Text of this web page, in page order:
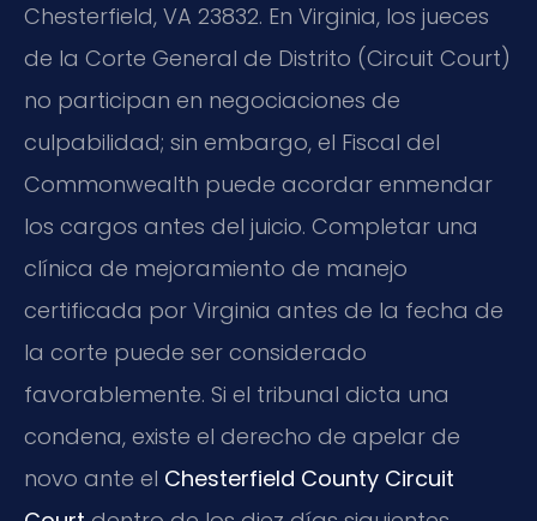
Chesterfield, VA 23832. En Virginia, los jueces
de la Corte General de Distrito (Circuit Court)
no participan en negociaciones de
culpabilidad; sin embargo, el Fiscal del
Commonwealth puede acordar enmendar
los cargos antes del juicio. Completar una
clínica de mejoramiento de manejo
certificada por Virginia antes de la fecha de
la corte puede ser considerado
favorablemente. Si el tribunal dicta una
condena, existe el derecho de apelar de
novo ante el Chesterfield County Circuit